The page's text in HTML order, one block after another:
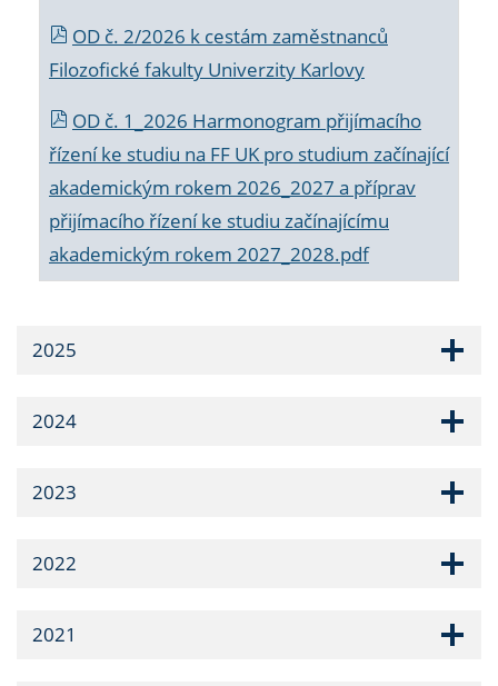
OD č. 2/2026 k cestám zaměstnanců
Filozofické fakulty Univerzity Karlovy
OD č. 1_2026 Harmonogram přijímacího
řízení ke studiu na FF UK pro studium začínající
akademickým rokem 2026_2027 a příprav
přijímacího řízení ke studiu začínajícímu
akademickým rokem 2027_2028.pdf
2025
2024
2023
2022
2021